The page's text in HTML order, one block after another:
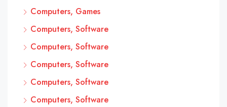
Computers, Games
Computers, Software
Computers, Software
Computers, Software
Computers, Software
Computers, Software